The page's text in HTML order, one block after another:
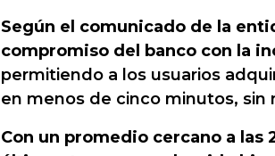
Según el comunicado de la
compromiso del banco con la
permitiendo a los usuarios
en menos de cinco minutos,
Con un promedio cercano a las